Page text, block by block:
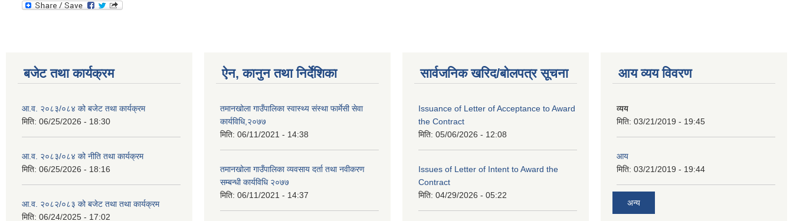
बजेट तथा कार्यक्रम
आ.व. २०८३/०८४ को बजेट तथा कार्यक्रम
मिति: 06/25/2026 - 18:30
आ.व. २०८३/०८४ को नीति तथा कार्यक्रम
मिति: 06/25/2026 - 18:16
आ.व. २०८२/०८३ को बजेट तथा तथा कार्यक्रम
मिति: 06/24/2025 - 17:02
ऐन, कानुन तथा निर्देशिका
तमानखोला गाउँपालिका स्वास्थ्य संस्था फार्मेसी सेवा
कार्यविधि,२०७७
मिति: 06/11/2021 - 14:38
तमानखोला गाउँपालिका व्यवसाय दर्ता तथा नवीकरण
सम्बन्धी कार्यविधि २०७७
मिति: 06/11/2021 - 14:37
सार्वजनिक खरिद/बोलपत्र सूचना
Issuance of Letter of Acceptance to Award
the Contract
मिति: 05/06/2026 - 12:08
Issues of Letter of Intent to Award the
Contract
मिति: 04/29/2026 - 05:22
आय व्यय विवरण
व्यय
मिति: 03/21/2019 - 19:45
आय
मिति: 03/21/2019 - 19:44
अन्य